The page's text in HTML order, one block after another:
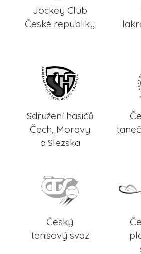
Jockey Club
České republiky
Sdružení hasičů
Čech, Moravy
a Slezska
Český
tenisový svaz